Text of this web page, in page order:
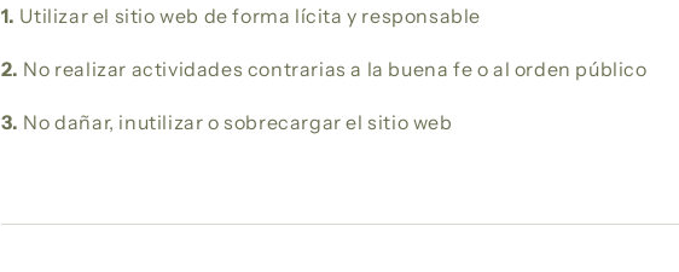
1. Utilizar el sitio web de forma lícita y responsable
2. No realizar actividades contrarias a la buena fe o al orden público
3. No dañar, inutilizar o sobrecargar el sitio web